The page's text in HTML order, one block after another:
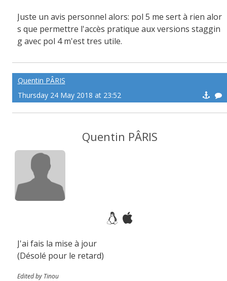
Juste un avis personnel alors: pol 5 me sert à rien alor
s que permettre l'accès pratique aux versions staggin
g avec pol 4 m'est tres utile.
Quentin PÂRIS
Thursday 24 May 2018 at 23:52
Quentin PÂRIS
J'ai fais la mise à jour
(Désolé pour le retard)
Edited by Tinou